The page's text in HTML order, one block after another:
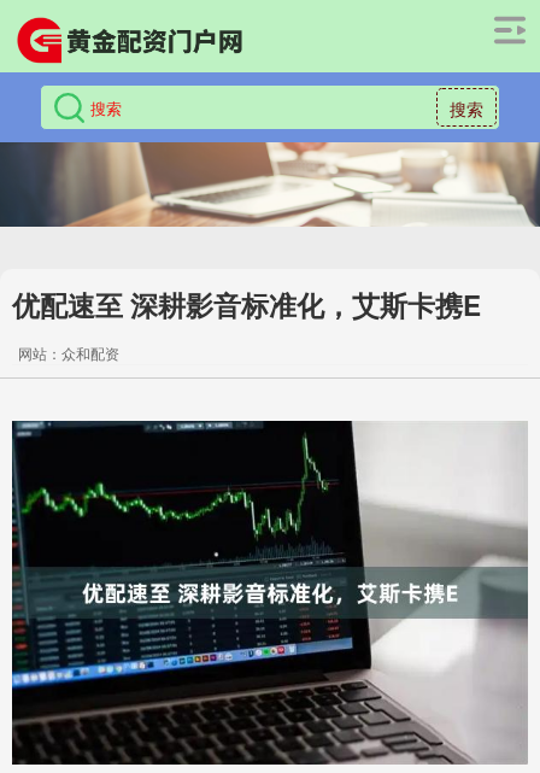
搜索
优配速至 深耕影音标准化，艾斯卡携E
网站：众和配资